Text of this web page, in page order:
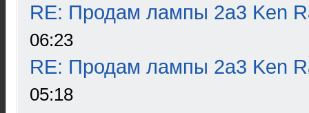
RE: Продам лампы 2а3 Ken
06:23
RE: Продам лампы 2а3 Ken
05:18